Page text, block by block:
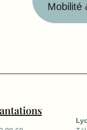
Mobilité